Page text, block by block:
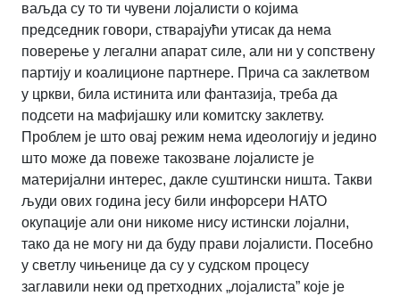
ваљда су то ти чувени лојалисти о којима
председник говори, стварајући утисак да нема
поверење у легални апарат силе, али ни у сопствену
партију и коалиционе партнере. Прича са заклетвом
у цркви, била истинита или фантазија, треба да
подсети на мафијашку или комитску заклетву.
Проблем је што овај режим нема идеологију и једино
што може да повеже такозване лојалисте је
материјални интерес, дакле суштински ништа. Такви
људи ових година јесу били инфорсери НАТО
окупације али они никоме нису истински лојални,
тако да не могу ни да буду прави лојалисти. Посебно
у светлу чињенице да су у судском процесу
заглавили неки од претходних „лојалиста” које је